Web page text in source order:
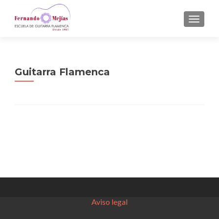
Guitarra Flamenca
Aviso legal